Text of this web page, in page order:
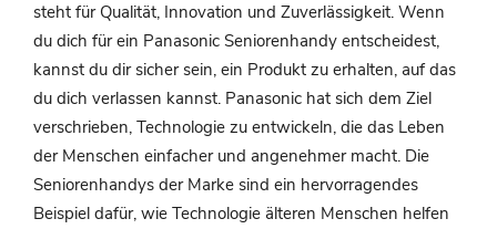
steht für Qualität, Innovation und Zuverlässigkeit. Wenn
du dich für ein Panasonic Seniorenhandy entscheidest,
kannst du dir sicher sein, ein Produkt zu erhalten, auf das
du dich verlassen kannst. Panasonic hat sich dem Ziel
verschrieben, Technologie zu entwickeln, die das Leben
der Menschen einfacher und angenehmer macht. Die
Seniorenhandys der Marke sind ein hervorragendes
Beispiel dafür, wie Technologie älteren Menschen helfen